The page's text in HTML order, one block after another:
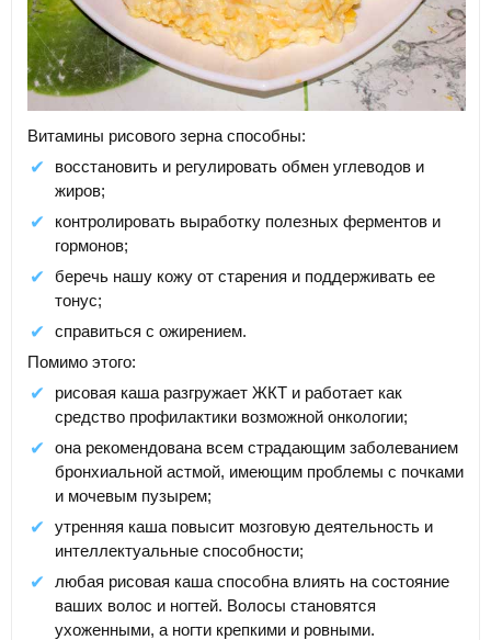
Витамины рисового зерна способны:
восстановить и регулировать обмен углеводов и
жиров;
контролировать выработку полезных ферментов и
гормонов;
беречь нашу кожу от старения и поддерживать ее
тонус;
справиться с ожирением.
Помимо этого:
рисовая каша разгружает ЖКТ и работает как
средство профилактики возможной онкологии;
она рекомендована всем страдающим заболеванием
бронхиальной астмой, имеющим проблемы с почками
и мочевым пузырем;
утренняя каша повысит мозговую деятельность и
интеллектуальные способности;
любая рисовая каша способна влиять на состояние
ваших волос и ногтей. Волосы становятся
ухоженными, а ногти крепкими и ровными.